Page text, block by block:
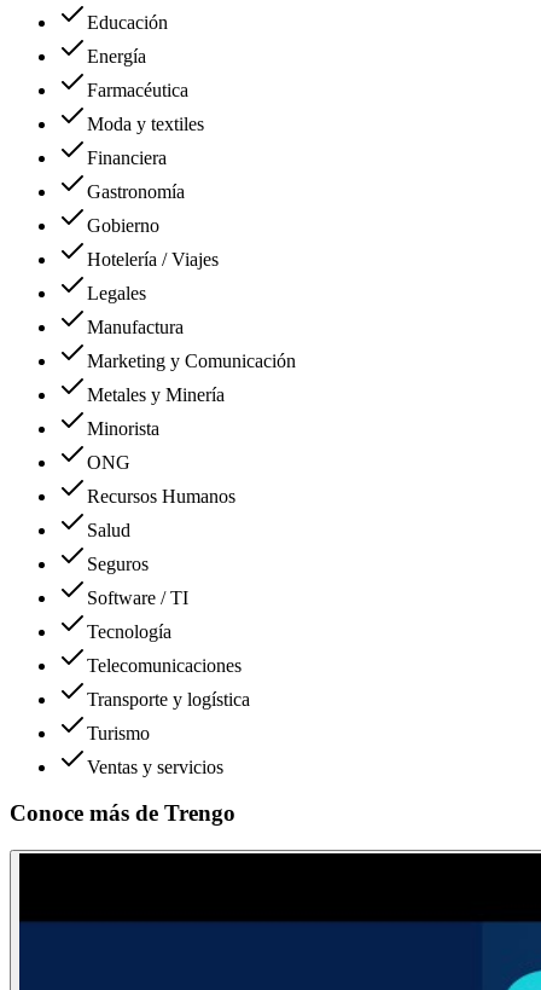
Educación
Energía
Farmacéutica
Moda y textiles
Financiera
Gastronomía
Gobierno
Hotelería / Viajes
Legales
Manufactura
Marketing y Comunicación
Metales y Minería
Minorista
ONG
Recursos Humanos
Salud
Seguros
Software / TI
Tecnología
Telecomunicaciones
Transporte y logística
Turismo
Ventas y servicios
Conoce más de Trengo